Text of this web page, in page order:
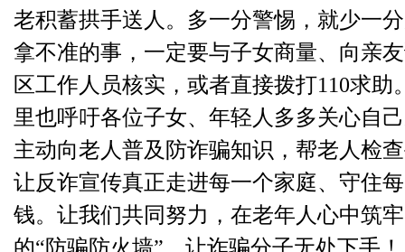
老积蓄拱手送人。多一分警惕，就少一
拿不准的事，一定要与子女商量、向亲
区工作人员核实，或者直接拨打110求助
里也呼吁各位子女、年轻人多多关心自
主动向老人普及防诈骗知识，帮老人检
让反诈宣传真正走进每一个家庭、守住
钱。让我们共同努力，在老年人心中筑